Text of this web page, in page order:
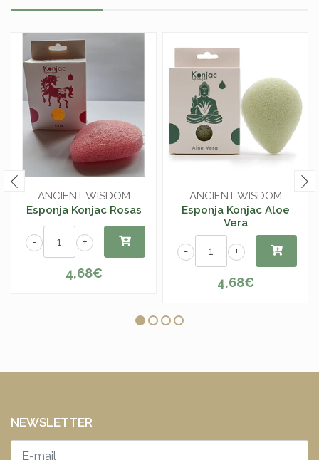
ANCIENT WISDOM
Esponja Konjac Rosas
+
-
4,68€
ANCIENT WISDOM
Esponja Konjac Aloe
Vera
+
-
4,68€
NEWSLETTER